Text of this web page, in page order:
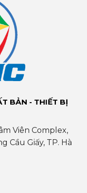
BẢN - THIẾT BỊ
Viên Complex,
Cầu Giấy, TP. Hà